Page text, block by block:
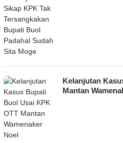
Kelanjutan
Mantan